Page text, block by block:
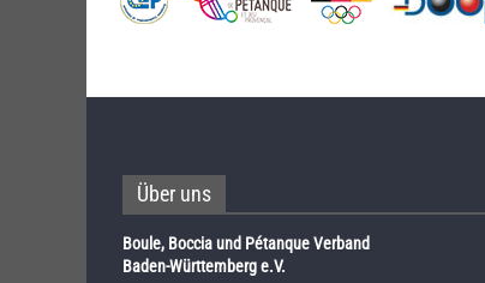
Über uns
Boule, Boccia und Pétanque Verband
Baden-Württemberg e.V.